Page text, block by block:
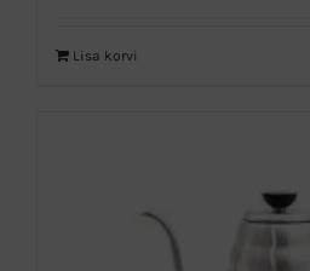
Lisa korvi